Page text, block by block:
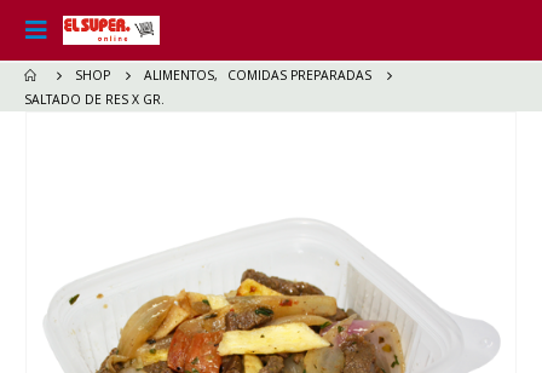
SHOP ALIMENTOS,
COMIDAS PREPARADAS
SALTADO DE RES X GR.